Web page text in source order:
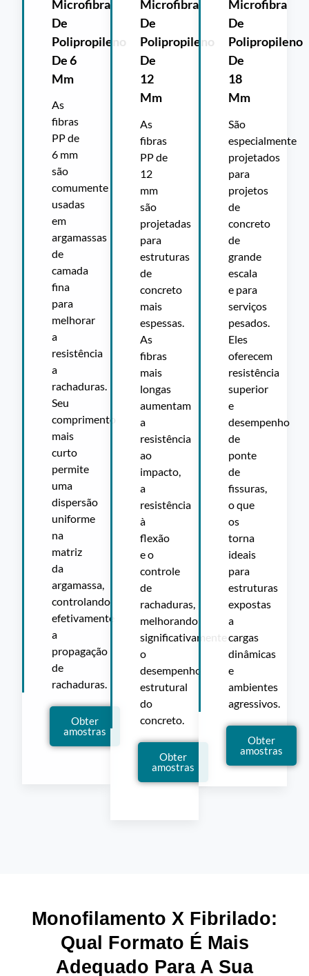
Microfibra
De
Polipropileno
De 6
Mm
As
fibras
PP de
6 mm
são
comumente
usadas
em
argamassas
de
camada
fina
para
melhorar
a
resistência
a
rachaduras.
Seu
comprimento
mais
curto
permite
uma
dispersão
uniforme
na
matriz
da
argamassa,
controlando
efetivamente
a
propagação
de
rachaduras.
Obter
amostras
Microfibra
De
Polipropileno
De
12
Mm
As
fibras
PP de
12
mm
são
projetadas
para
estruturas
de
concreto
mais
espessas.
As
fibras
mais
longas
aumentam
a
resistência
ao
impacto,
a
resistência
à
flexão
e o
controle
de
rachaduras,
melhorando
significativamente
o
desempenho
estrutural
do
concreto.
Obter
amostras
Microfibra
De
Polipropileno
De
18
Mm
São
especialmente
projetados
para
projetos
de
concreto
de
grande
escala
e para
serviços
pesados.
Eles
oferecem
resistência
superior
e
desempenho
de
ponte
de
fissuras,
o que
os
torna
ideais
para
estruturas
expostas
a
cargas
dinâmicas
e
ambientes
agressivos.
Obter
amostras
Monofilamento X Fibrilado:
Qual Formato É Mais
Adequado Para A Sua